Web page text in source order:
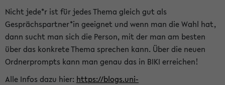
Nicht jede*r ist für jedes Thema gleich gut als
Gesprächspartner*in geeignet und wenn man die Wahl hat,
dann sucht man sich die Person, mit der man am besten
über das konkrete Thema sprechen kann. Über die neuen
Ordnerprompts kann man genau das in BIKI erreichen!
Alle Infos dazu hier: https://blogs.uni-